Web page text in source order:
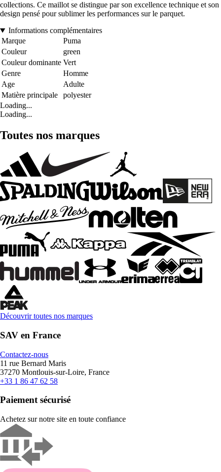
collections. Ce maillot se distingue par son excellence technique et son
design pensé pour sublimer les performances sur le parquet.
Informations complémentaires
Marque
Puma
Couleur
green
Couleur dominante Vert
Genre
Homme
Age
Adulte
Matière principale
polyester
Loading...
Loading...
Toutes nos marques
Découvrir toutes nos marques
SAV en France
Contactez-nous
11 rue Bernard Maris
37270 Montlouis-sur-Loire, France
+33 1 86 47 62 58
Paiement sécurisé
Achetez sur notre site en toute confiance